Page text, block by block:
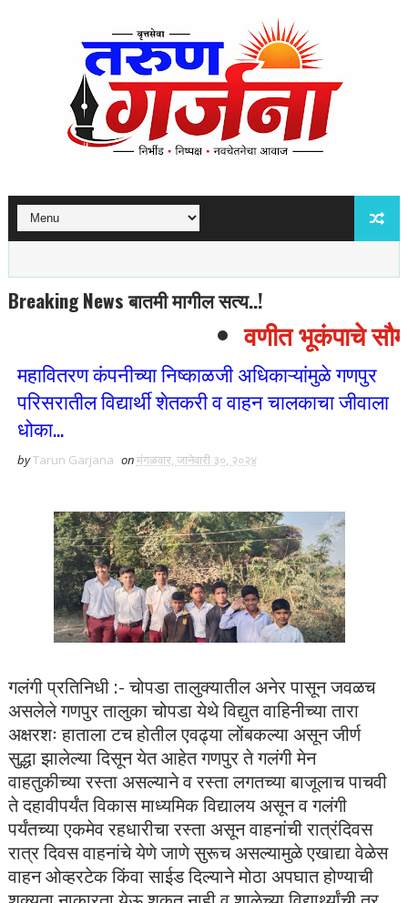
Breaking News बातमी मागील सत्य..!
वणीत भूकंपाचे
महावितरण कंपनीच्या निष्काळजी अधिकाऱ्यांमुळे गणपुर
परिसरातील विद्यार्थी शेतकरी व वाहन चालकाचा जीवाला
धोका...
byTarun Garjana onमंगळवार, जानेवारी ३०, २०२४
गलंगी प्रतिनिधी :- चोपडा तालुक्यातील अनेर पासून जवळच
असलेले गणपुर तालुका चोपडा येथे विद्युत वाहिनीच्या तारा
अक्षरशः हाताला टच होतील एवढ्या लोंबकल्या असून जीर्ण
सुद्धा झालेल्या दिसून येत आहेत गणपुर ते गलंगी मेन
वाहतुकीच्या रस्ता असल्याने व रस्ता लगतच्या बाजूलाच पाचवी
ते दहावीपर्यंत विकास माध्यमिक विद्यालय असून व गलंगी
पर्यंतच्या एकमेव रहधारीचा रस्ता असून वाहनांची रात्रंदिवस
रात्र दिवस वाहनांचे येणे जाणे सुरूच असल्यामुळे एखाद्या वेळेस
वाहन ओव्हरटेक किंवा साईड दिल्याने मोठा अपघात होण्याची